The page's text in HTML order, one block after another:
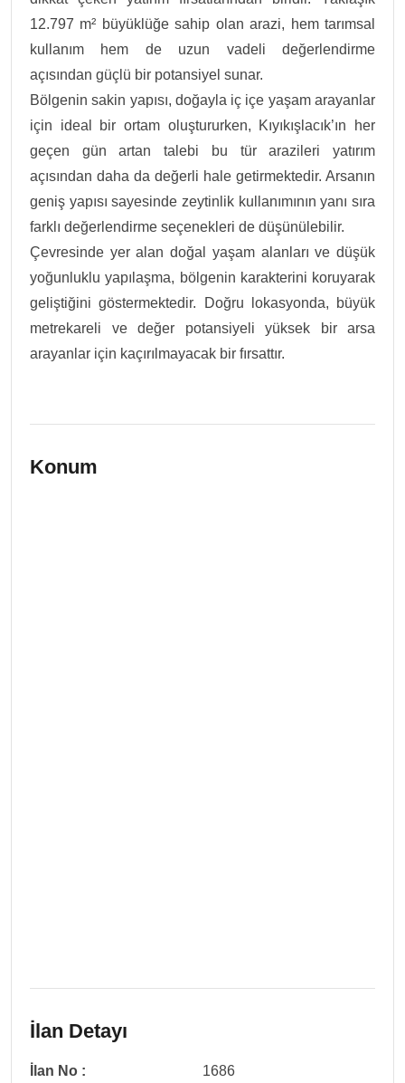
12.797 m² büyüklüğe sahip olan arazi, hem tarımsal
kullanım hem de uzun vadeli değerlendirme
açısından güçlü bir potansiyel sunar.
Bölgenin sakin yapısı, doğayla iç içe yaşam arayanlar
için ideal bir ortam oluştururken, Kıyıkışlacık’ın her
geçen gün artan talebi bu tür arazileri yatırım
açısından daha da değerli hale getirmektedir. Arsanın
geniş yapısı sayesinde zeytinlik kullanımının yanı sıra
farklı değerlendirme seçenekleri de düşünülebilir.
Çevresinde yer alan doğal yaşam alanları ve düşük
yoğunluklu yapılaşma, bölgenin karakterini koruyarak
geliştiğini göstermektedir. Doğru lokasyonda, büyük
metrekareli ve değer potansiyeli yüksek bir arsa
arayanlar için kaçırılmayacak bir fırsattır.
Konum
İlan Detayı
İlan No : 1686